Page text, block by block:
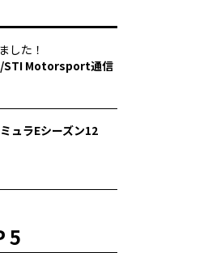
した！
/STI Motorsport通信
ュラEシーズン12
5